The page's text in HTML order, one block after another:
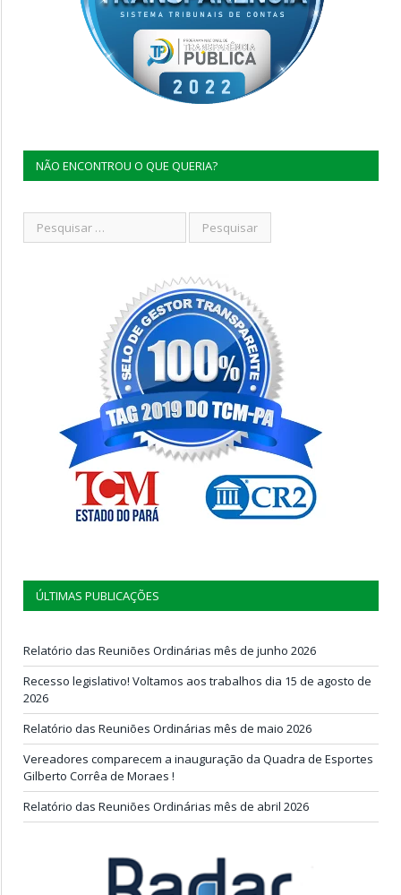
NÃO ENCONTROU O QUE QUERIA?
ÚLTIMAS PUBLICAÇÕES
Relatório das Reuniões Ordinárias mês de junho 2026
Recesso legislativo! Voltamos aos trabalhos dia 15 de agosto de
2026
Relatório das Reuniões Ordinárias mês de maio 2026
Vereadores comparecem a inauguração da Quadra de Esportes
Gilberto Corrêa de Moraes !
Relatório das Reuniões Ordinárias mês de abril 2026